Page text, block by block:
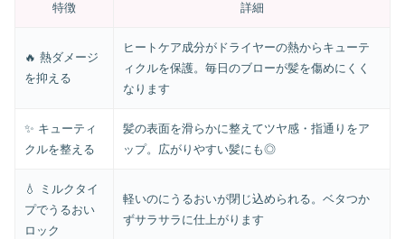
特徴 詳細
🔥 熱ダメージ
を抑える
ヒートケア成分がドライヤーの熱からキューテ
ィクルを保護。毎日のブローが髪を傷めにくく
なります
✨ キューティ
クルを整える
髪の表面を滑らかに整えてツヤ感・指通りをア
ップ。広がりやすい髪にも◎
💧 ミルクタイ
プでうるおい
ロック
軽いのにうるおいが閉じ込められる。ベタつか
ずサラサラに仕上がります